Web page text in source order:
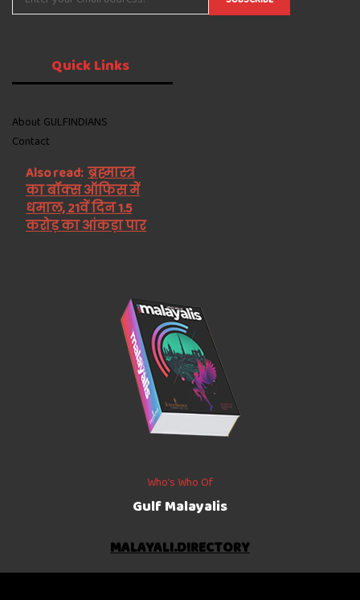
QuickLinks
About GULFINDIANS
Contact
Also read: ब्रह्मास्त्र
का बॉक्स ऑफिस में
धमाल, 21वें दिन 1.5
करोड़ का आंकड़ा पार
Who’s Who Of
Gulf Malayalis
MALAYALI.DIRECTORY